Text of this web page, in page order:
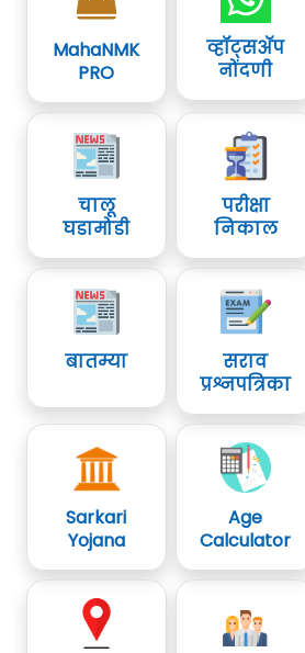
MahaNMK
PRO
व्हॉट्सॲप
नोंदणी
चालू
घडामोडी
परीक्षा
निकाल
बातम्या
सराव
प्रश्नपत्रिका
Sarkari
Yojana
Age
Calculator